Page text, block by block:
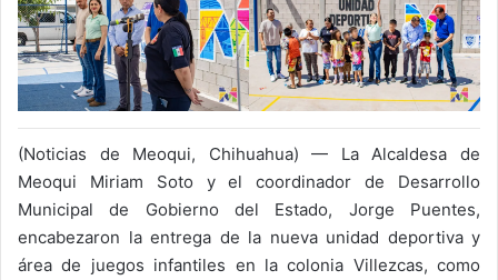
(Noticias de Meoqui, Chihuahua) — La Alcaldesa de
Meoqui Miriam Soto y el coordinador de Desarrollo
Municipal de Gobierno del Estado, Jorge Puentes,
encabezaron la entrega de la nueva unidad deportiva y
área de juegos infantiles en la colonia Villezcas, como